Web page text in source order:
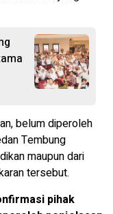
belum diperoleh
Tembung
maupun dari
tersebut.
pihak